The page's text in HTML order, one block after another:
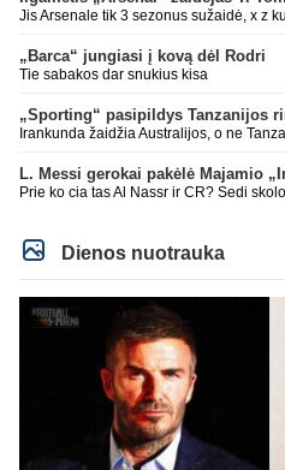
Jis Arsenale tik 3 sezonus sužaidė, x z
„Barca“ jungiasi į kovą dėl Rodri
Tie sabakos dar snukius kisa
Irankunda žaidžia Australijos, o ne
Prie ko cia tas Al Nassr ir CR? Sedi
Dienos nuotrauka